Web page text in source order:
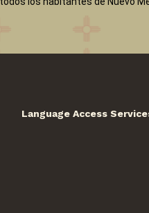
Language Access